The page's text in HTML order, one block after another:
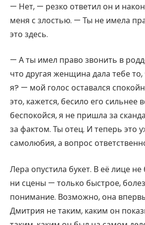
— Нет, — резко ответил он и
меня с злостью. — Ты не имела
это здесь.
— А ты имел право звонить в
что другая женщина дала тебе то,
я? — мой голос оставался
это, кажется, бесило его сильнее
беспокойся, я не пришла за
за фактом. Ты отец. И теперь это
самолюбия, а вопрос
Лера опустила букет. В её лице
ни сцены — только быстрое,
понимание. Возможно, она
Дмитрия не таким, каким он